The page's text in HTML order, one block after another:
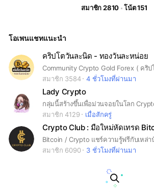
สมาชิก 2810 โน้ต 151
โอเพนแชทแนะนำ
คริปโตวันละนิด - ทองวันละหน่อย
สมาชิก 3584
4 ชั่วโมงที่ผ่านมา
Lady Crypto
สมาชิก 4129
เมื่อสักครู่
สมาชิก 6090
3 ชั่วโมงที่ผ่านมา